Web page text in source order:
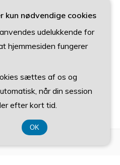
kun nødvendige cookies
udelukkende for
hjemmesiden fungerer
sættes af os og
når din session
efter kort tid.
OK